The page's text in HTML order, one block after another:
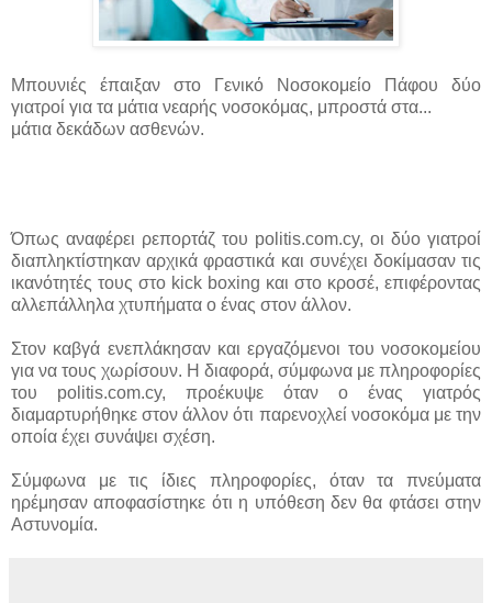
Μπουνιές έπαιξαν στο Γενικό Νοσοκομείο Πάφου δύο
γιατροί για τα μάτια νεαρής νοσοκόμας, μπροστά στα...
μάτια δεκάδων ασθενών.
Όπως αναφέρει ρεπορτάζ του politis.com.cy, οι δύο γιατροί
διαπληκτίστηκαν αρχικά φραστικά και συνέχει δοκίμασαν τις
ικανότητές τους στο kick boxing και στο κροσέ, επιφέροντας
αλλεπάλληλα χτυπήματα ο ένας στον άλλον.
Στον καβγά ενεπλάκησαν και εργαζόμενοι του νοσοκομείου
για να τους χωρίσουν. Η διαφορά, σύμφωνα με πληροφορίες
του politis.com.cy, προέκυψε όταν ο ένας γιατρός
διαμαρτυρήθηκε στον άλλον ότι παρενοχλεί νοσοκόμα με την
οποία έχει συνάψει σχέση.
Σύμφωνα με τις ίδιες πληροφορίες, όταν τα πνεύματα
ηρέμησαν αποφασίστηκε ότι η υπόθεση δεν θα φτάσει στην
Αστυνομία.